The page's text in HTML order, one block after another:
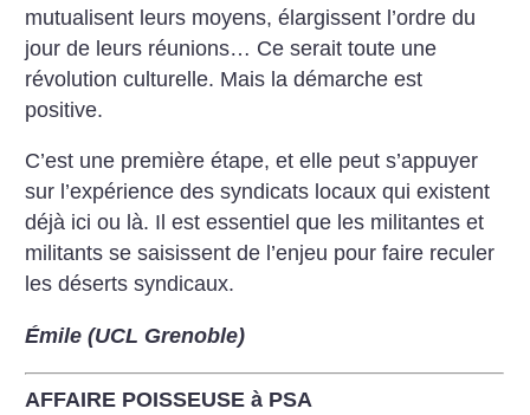
mutualisent leurs moyens, élargissent l’ordre du
jour de leurs réunions… Ce serait toute une
révolution culturelle. Mais la démarche est
positive.
C’est une première étape, et elle peut s’appuyer
sur l’expérience des syndicats locaux qui existent
déjà ici ou là. Il est essentiel que les militantes et
militants se saisissent de l’enjeu pour faire reculer
les déserts syndicaux.
Émile (UCL Grenoble)
AFFAIRE POISSEUSE à PSA